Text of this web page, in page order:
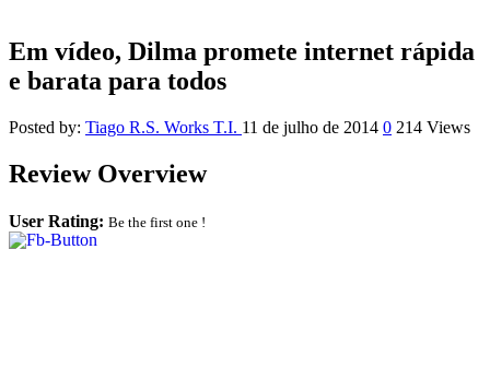
Em vídeo, Dilma promete internet rápida
e barata para todos
Posted by: Tiago R.S. Works T.I. 11 de julho de 2014 0 214 Views
Review Overview
User Rating: Be the first one !